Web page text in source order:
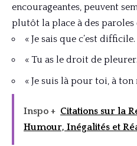
encourageantes, peuvent
plutôt la place à des
« Je sais que c’est difficile.
« Tu as le droit de
« Je suis là pour toi, à ton
Inspo + Citations sur la
Humour, Inégalités et